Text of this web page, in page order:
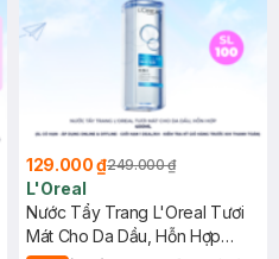
129.000 ₫249.000 ₫
L'Oreal
Nước Tẩy Trang L'Oreal Tươi
Mát Cho Da Dầu, Hỗn Hợp